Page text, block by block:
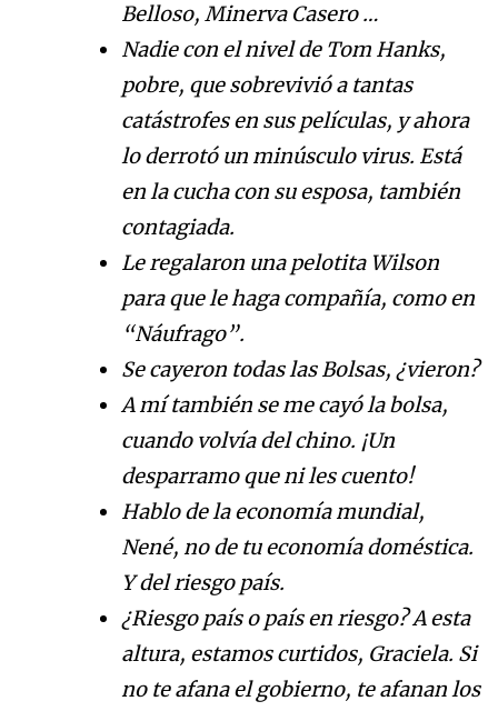
Belloso, Minerva Casero …
Nadie con el nivel de Tom Hanks,
pobre, que sobrevivió a tantas
catástrofes en sus películas, y ahora
lo derrotó un minúsculo virus. Está
en la cucha con su esposa, también
contagiada.
Le regalaron una pelotita Wilson
para que le haga compañía, como en
“Náufrago”.
Se cayeron todas las Bolsas, ¿vieron?
A mí también se me cayó la bolsa,
cuando volvía del chino. ¡Un
desparramo que ni les cuento!
Hablo de la economía mundial,
Nené, no de tu economía doméstica.
Y del riesgo país.
¿Riesgo país o país en riesgo? A esta
altura, estamos curtidos, Graciela. Si
no te afana el gobierno, te afanan los